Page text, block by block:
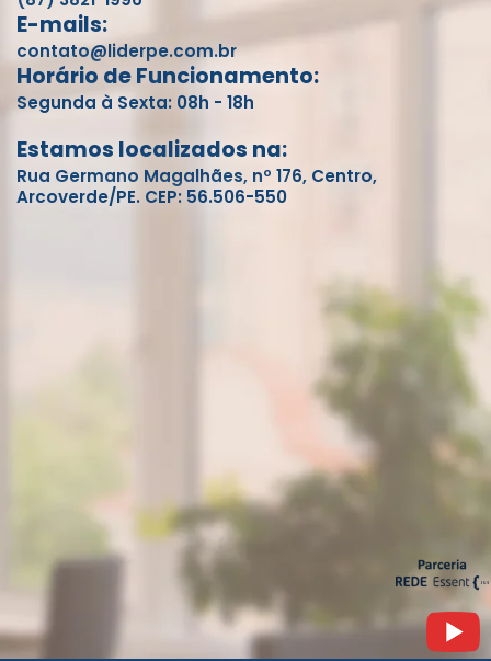
E-mails:
contato@liderpe.com.br
Horário de Funcionamento:
Segunda à Sexta: 08h - 18h
Estamos localizados na:
Rua Germano Magalhães, nº 176, Centro,
Arcoverde/PE. CEP: 56.506-550